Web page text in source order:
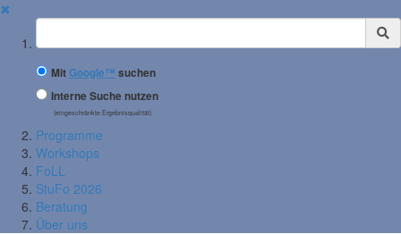
✖
Suchbegriff
MitGoogle™ suchen
Interne Suche nutzen
(eingeschränkte Ergebnisqualität)
Programme
Workshops
FoLL
StuFo 2026
Beratung
Über uns